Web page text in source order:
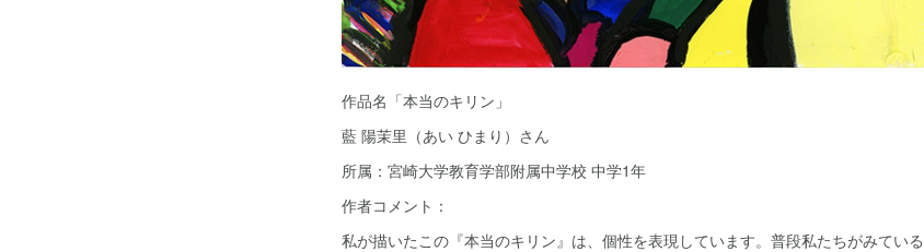
作品名「本当のキリン」
藍 陽茉里（あい ひまり）さん
所属：宮崎大学教育学部附属中学校 中学1年
作者コメント：
私が描いたこの『本当のキリン』は、個性を表現しています。普段私たちがみてい